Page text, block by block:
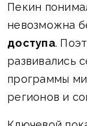
Пекин
невозможна
доступа.
развивались
программы
регионов и